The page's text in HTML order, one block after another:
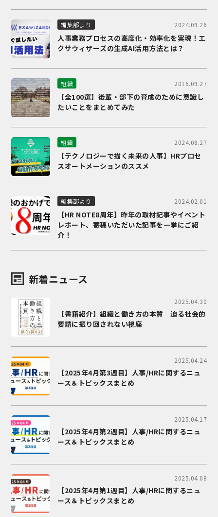
編集部より 2024.09.26
人事業務プロセスの高度化・効率化を実現！エ
クサウィザーズの生成AI活用方法とは？
組織 2016.09.27
【全100選】後輩・部下の育成のために意識し
たいことをまとめてみた
組織 2024.08.27
【テクノロジーで描く未来の人事】HRプロセ
スオートメーションのススメ
編集部より 2024.02.01
【HR NOTE8周年】昨年の取材記事やイベント
レポート、寄稿いただいた記事を一挙にご紹
介！
新着ニュース
2025.04.30
【書籍紹介】組織と働き方の本質 迫る社会的
要請に振り回されない視座
2025.04.24
【2025年4月第3週目】人事/HRに関するニュ
ース＆トピックスまとめ
2025.04.17
【2025年4月第2週目】人事/HRに関するニュ
ース＆トピックスまとめ
2025.04.08
【2025年4月第1週目】人事/HRに関するニュ
ース＆トピックスまとめ